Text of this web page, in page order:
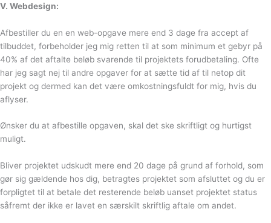
V. Webdesign:
Afbestiller du en en web-opgave mere end 3 dage fra accept af
tilbuddet, forbeholder jeg mig retten til at som minimum et gebyr på
40% af det aftalte beløb svarende til projektets forudbetaling. Ofte
har jeg sagt nej til andre opgaver for at sætte tid af til netop dit
projekt og dermed kan det være omkostningsfuldt for mig, hvis du
aflyser.
Ønsker du at afbestille opgaven, skal det ske skriftligt og hurtigst
muligt.
Bliver projektet udskudt mere end 20 dage på grund af forhold, som
gør sig gældende hos dig, betragtes projektet som afsluttet og du er
forpligtet til at betale det resterende beløb uanset projektet status
såfremt der ikke er lavet en særskilt skriftlig aftale om andet.